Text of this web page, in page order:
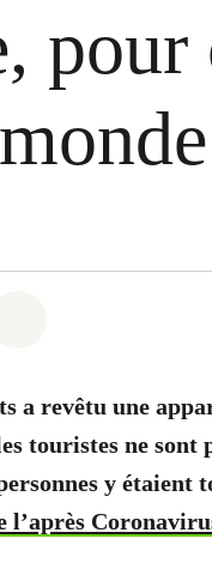
a revêtu une
touristes ne sont
y étaient
l’après